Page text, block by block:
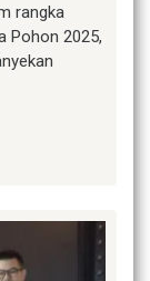
rangka
Pohon 2025,